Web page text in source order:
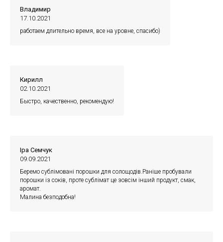
Владимир
17.10.2021
работаем длительно время, все на уровне, спасибо)
Кирилл
02.10.2021
Быстро, качественно, рекомендую!
Іра Семчук
09.09.2021
Беремо сублімовані порошки для солощодів.Раніше пробували
порошки із соків, проте сублімат це зовсім інший продукт, смак,
аромат.
Малина безподобна!